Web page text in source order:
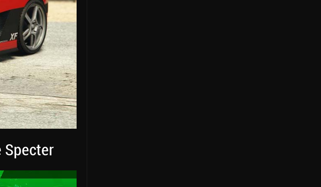
Specter